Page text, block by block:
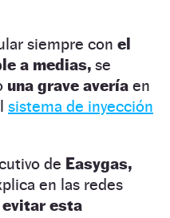
siempre con el
a medias, se
una grave avería en
sistema de inyección
de Easygas,
en las redes
evitar esta